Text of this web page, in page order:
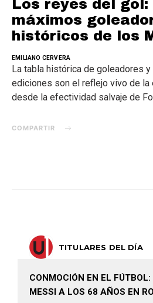
Los reyes del gol:
máximos
históricos de los
EMILIANO CERVERA
La tabla histórica de goleadores
ediciones son el reflejo vivo de la
desde la efectividad salvaje de
COMPARTIR
TITULARES DEL DÍA
CONMOCIÓN EN EL
MESSI A LOS 68 AÑOS EN